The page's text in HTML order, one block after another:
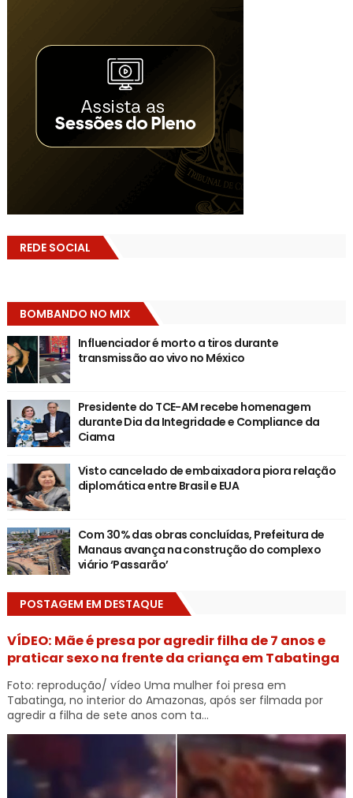
REDE SOCIAL
BOMBANDO NO MIX
Influenciador é morto a tiros durante
transmissão ao vivo no México
Presidente do TCE-AM recebe homenagem
durante Dia da Integridade e Compliance da
Ciama
Visto cancelado de embaixadora piora relação
diplomática entre Brasil e EUA
Com 30% das obras concluídas, Prefeitura de
Manaus avança na construção do complexo
viário ‘Passarão’
POSTAGEM EM DESTAQUE
VÍDEO: Mãe é presa por agredir filha de 7 anos e
praticar sexo na frente da criança em Tabatinga
Foto: reprodução/ vídeo Uma mulher foi presa em
Tabatinga, no interior do Amazonas, após ser filmada por
agredir a filha de sete anos com ta...